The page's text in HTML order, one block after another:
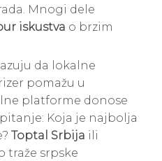
Mnogi dele
iskustva o brzim
da lokalne
pomažu u
platforme donose
Koja je najbolja
Toptal Srbija ili
traže srpske